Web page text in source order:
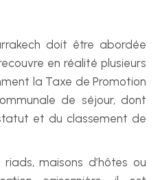
doit être abordée
en réalité plusieurs
la Taxe de Promotion
de séjour, dont
et du classement de
maisons d’hôtes ou